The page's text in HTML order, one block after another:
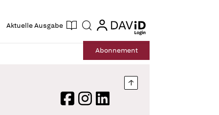
Aktuelle Ausgabe Suche login
login
Abonnement
Nach oben springen
FacebookInstagram
LinkedIn